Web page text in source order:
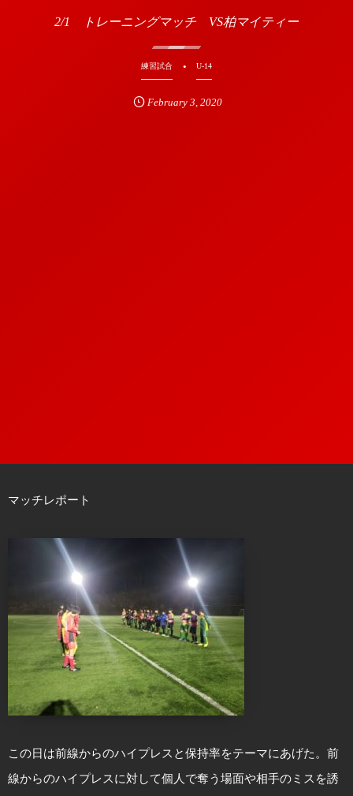
2/1 トレーニングマッチ VS柏マイティー
練習試合 U-14
February 3 ,2020
マッチレポート
この日は前線からのハイプレスと保持率をテーマにあげた。前
線からのハイプレスに対して個人で奪う場面や相手のミスを誘